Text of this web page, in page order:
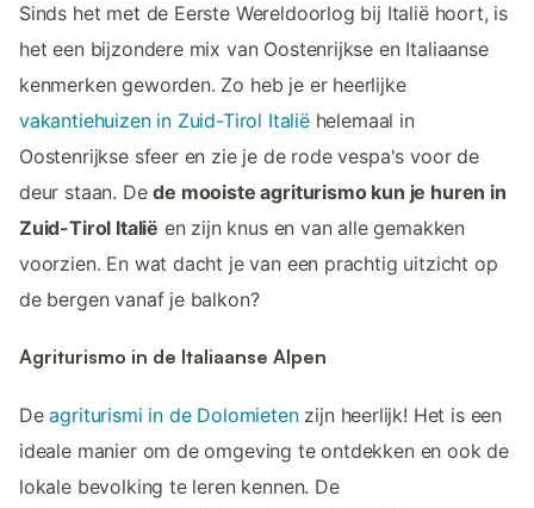
Sinds het met de Eerste Wereldoorlog bij Italië hoort, is
het een bijzondere mix van Oostenrijkse en Italiaanse
kenmerken geworden. Zo heb je er heerlijke
vakantiehuizen in Zuid-Tirol Italiëhelemaal in
Oostenrijkse sfeer en zie je de rode vespa's voor de
deur staan. Dede mooiste agriturismo kun je huren in
Zuid-Tirol Italië en zijn knus en van alle gemakken
voorzien. En wat dacht je van een prachtig uitzicht op
de bergen vanaf je balkon?
Agriturismo in de Italiaanse Alpen
Deagriturismi in de Dolomietenzijn heerlijk! Het is een
ideale manier om de omgeving te ontdekken en ook de
lokale bevolking te leren kennen. De